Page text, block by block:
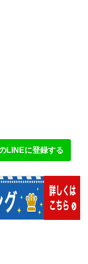
LINEに登録する